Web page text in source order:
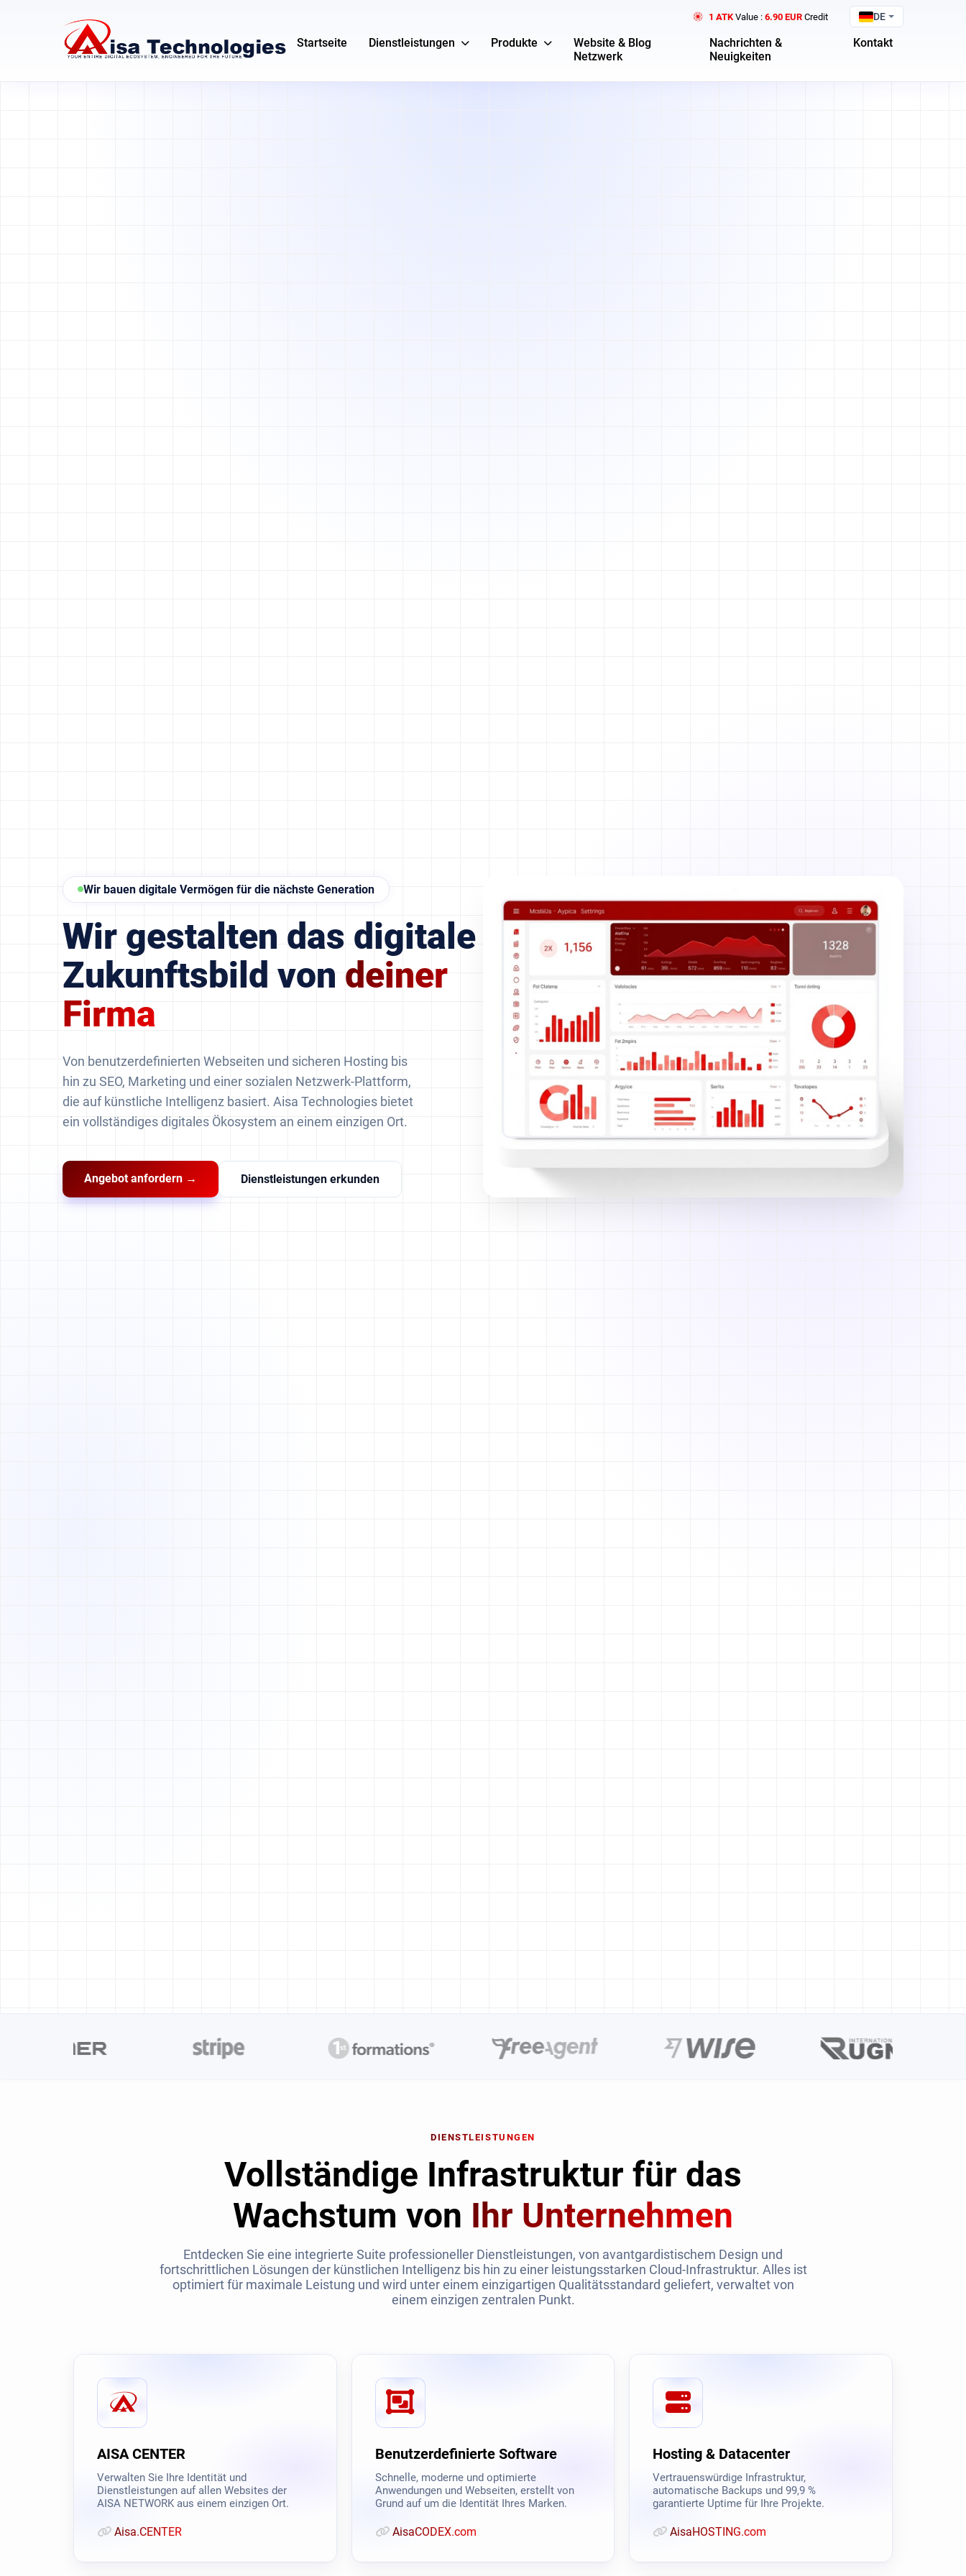
1 ATK Value : 6.90 EUR Credit DE
Startseite Dienstleistungen Produkte
Website & Blog
Netzwerk
Nachrichten &
Neuigkeiten
Kontakt
Wir bauen digitale Vermögen für die nächste Generation
Wir gestalten das digitale
Zukunftsbild von deiner
Firma
Von benutzerdefinierten Webseiten und sicheren Hosting bis
hin zu SEO, Marketing und einer sozialen Netzwerk-Plattform,
die auf künstliche Intelligenz basiert. Aisa Technologies bietet
ein vollständiges digitales Ökosystem an einem einzigen Ort.
Angebot anfordern → Dienstleistungen erkunden
DIENSTLEISTUNGEN
Vollständige Infrastruktur für das
Wachstum von Ihr Unternehmen
Entdecken Sie eine integrierte Suite professioneller Dienstleistungen, von avantgardistischem Design und
fortschrittlichen Lösungen der künstlichen Intelligenz bis hin zu einer leistungsstarken Cloud-Infrastruktur. Alles ist
optimiert für maximale Leistung und wird unter einem einzigartigen Qualitätsstandard geliefert, verwaltet von
einem einzigen zentralen Punkt.
AISA CENTER
Verwalten Sie Ihre Identität und
Dienstleistungen auf allen Websites der
AISA NETWORK aus einem einzigen Ort.
Aisa.CENTER
Benutzerdefinierte Software
Schnelle, moderne und optimierte
Anwendungen und Webseiten, erstellt von
Grund auf um die Identität Ihres Marken.
AisaCODEX.com
Hosting & Datacenter
Vertrauenswürdige Infrastruktur,
automatische Backups und 99,9 %
garantierte Uptime für Ihre Projekte.
AisaHOSTING.com